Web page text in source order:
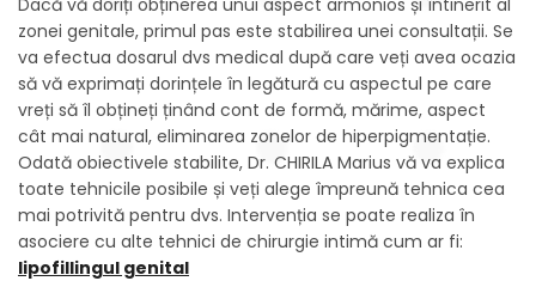
zonei genitale, primul pas este stabilirea unei consultații. Se
va efectua dosarul dvs medical după care veți avea ocazia
să vă exprimați dorințele în legătură cu aspectul pe care
vreți să îl obțineți ținând cont de formă, mărime, aspect
cât mai natural, eliminarea zonelor de hiperpigmentație.
Odată obiectivele stabilite, Dr. CHIRILA Marius vă va explica
toate tehnicile posibile și veți alege împreună tehnica cea
mai potrivită pentru dvs. Intervenția se poate realiza în
asociere cu alte tehnici de chirurgie intimă cum ar fi:
lipofillingul genital